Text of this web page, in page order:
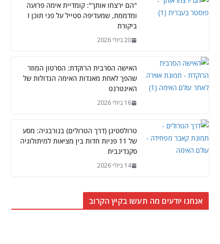
"הם ירצחו אותך": קומדיית אימה פרועה
ומדממת, שמעדיפה סטייל על פני תוכן I
ביקורת
20 ביולי 2026
האישה הסרבית הרוקדת: הסרטון המוזר
שהפך לאחת מאגדות האימה הגדולות של
האינטרנט
16 ביולי 2026
טרולסטיגן (דרך הטרולים) בנורבגיה: מסע
של 11 פניות חדות בין מציאות למיתולוגיה
סקנדינבית
14 ביולי 2026
אנחנו יודעים מה תעשו בקיץ הקרוב